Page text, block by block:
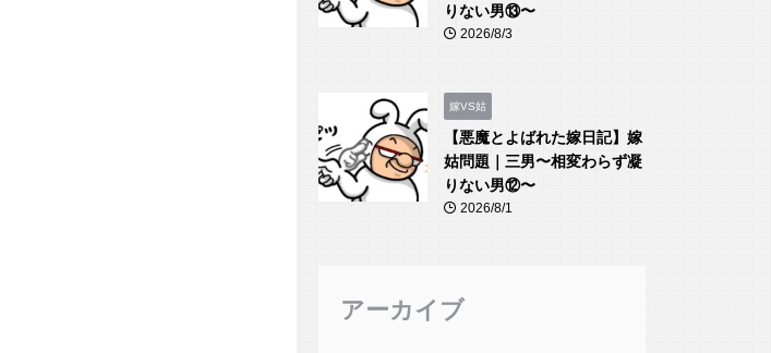
りない男⑬〜
2026/8/3
嫁VS姑
【悪魔とよばれた嫁日記】嫁
姑問題｜三男〜相変わらず凝
りない男⑫〜
2026/8/1
アーカイブ